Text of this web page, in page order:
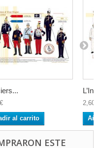
al carrito
2,60 €
ESTE